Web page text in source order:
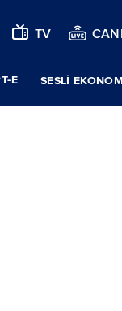
TV
E SESLİ